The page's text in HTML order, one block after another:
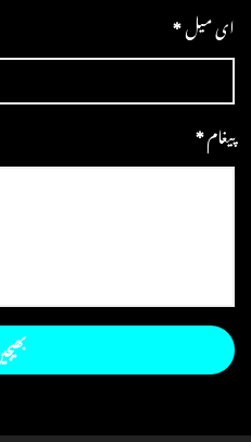
ای میل*
پیغام*